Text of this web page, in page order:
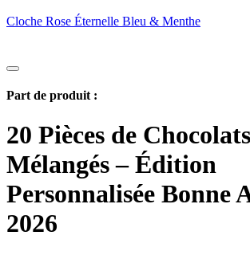
Cloche Rose Éternelle Bleu & Menthe
Part de produit :
20 Pièces de
Mélangés – Édition
Personnalisée Bonne
2026